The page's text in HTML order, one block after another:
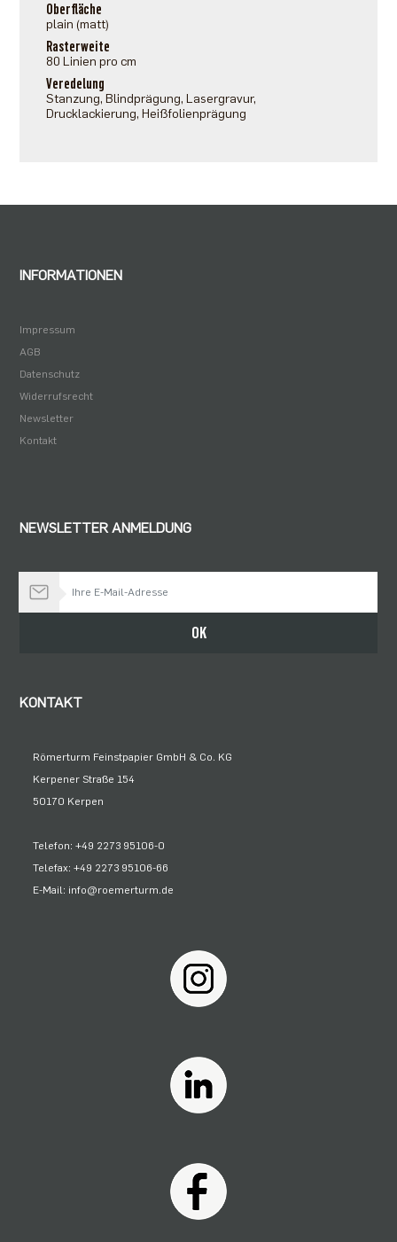
Oberfläche
plain (matt)
Rasterweite
80 Linien pro cm
Veredelung
Stanzung, Blindprägung, Lasergravur,
Drucklackierung, Heißfolienprägung
INFORMATIONEN
Impressum
AGB
Datenschutz
Widerrufsrecht
Newsletter
Kontakt
NEWSLETTER ANMELDUNG
OK
KONTAKT
Römerturm Feinstpapier GmbH & Co. KG
Kerpener Straße 154
50170 Kerpen
Telefon: +49 2273 95106-0
Telefax: +49 2273 95106-66
E-Mail: info@roemerturm.de